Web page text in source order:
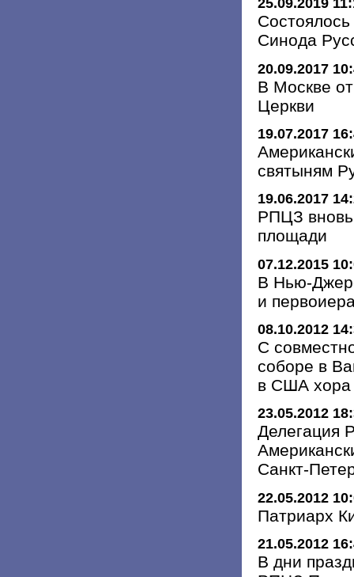
25.09.2019
Синода
20.09.2017
В Москве
Церкви
19.07.2017
святыням
19.06.2017
РПЦЗ вновь
площади
07.12.2015
В Нью-
и
08.10.2012
С
соборе в
в США хора
23.05.2012
Делегация
Санкт-
22.05.2012
Патриарх
21.05.2012
В дни